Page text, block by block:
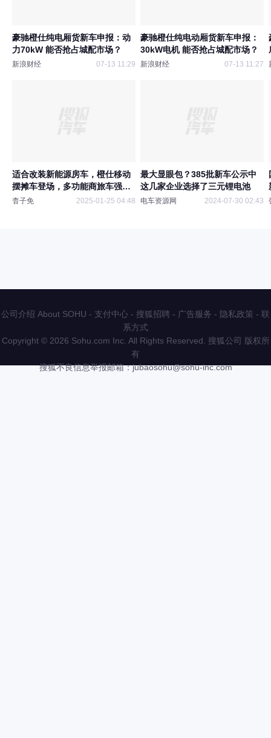
豪驰橙仕纯电厢货新车申报：动
力70kW 能否抢占城配市场？
新浪财经 07-13 11:29
豪驰橙仕纯电动厢货新车申报：
30kW电机 能否抢占城配市场？
新浪财经 07-13 11:27
适合改装新能源房车，橙仕移动
摆摊车登场，多功能商旅车强势
崛起
杳子免 2025-01-25 04:48
最大显眼包？385批新车公示中
这几家企业选择了三元锂电池
电车资源网 2024-07-30 02:43
公司介绍 About SOHU - 支付中心 - 搜狐招聘 - 广告服务 - 隐私政策 - 联
系方式
Copyright © 2026 Sohu.com Inc. All Rights Reserved. 搜狐公司 版权所
有
搜狐不良信息举报邮箱：jubaosohu@sohu-inc.com